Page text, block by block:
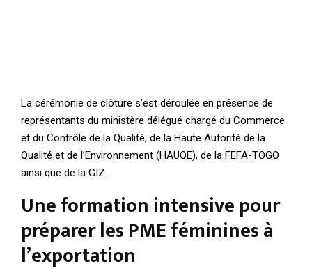
La cérémonie de clôture s’est déroulée en présence de
représentants du ministère délégué chargé du Commerce
et du Contrôle de la Qualité, de la Haute Autorité de la
Qualité et de l’Environnement (HAUQE), de la FEFA-TOGO
ainsi que de la GIZ.
Une formation intensive pour
préparer les PME féminines à
l’exportation